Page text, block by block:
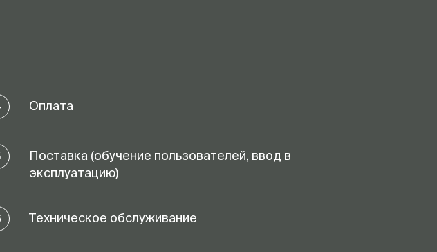
Оплата
Поставка (обучение пользователей, ввод в
эксплуатацию)
Техническое обслуживание